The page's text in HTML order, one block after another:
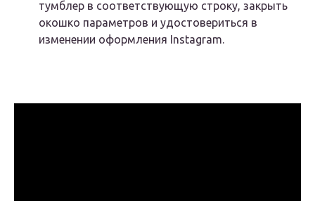
тумблер в соответствующую строку, закрыть
окошко параметров и удостовериться в
изменении оформления Instagram.